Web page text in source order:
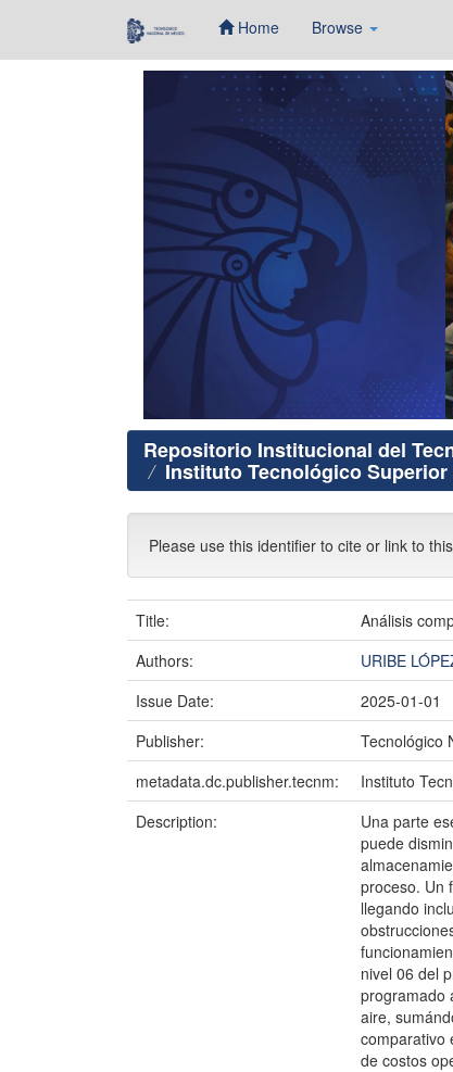
Home Browse
Repositorio Institucional del
Instituto Tecnológico
Please use this identifier to cite or link to
Title:
Análisis
Authors:
URIBE
Issue Date:
2025-01-01
Publisher:
Tecnológico
metadata.dc.publisher.tecnm:
Instituto
Description:
Una parte
puede
proceso. Un
llegando
nivel 06 del
programado
aire,
comparativo
de costos